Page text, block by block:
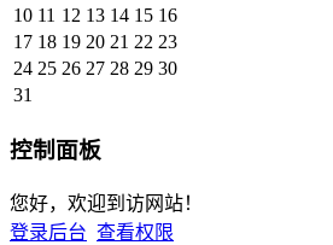
10 11 12 13 14 15 16
17 18 19 20 21 22 23
24 25 26 27 28 29 30
31
控制面板
您好，欢迎到访网站！
登录后台 查看权限